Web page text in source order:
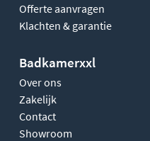
Offerte aanvragen
Klachten & garantie
Badkamerxxl
Over ons
Zakelijk
Contact
Showroom